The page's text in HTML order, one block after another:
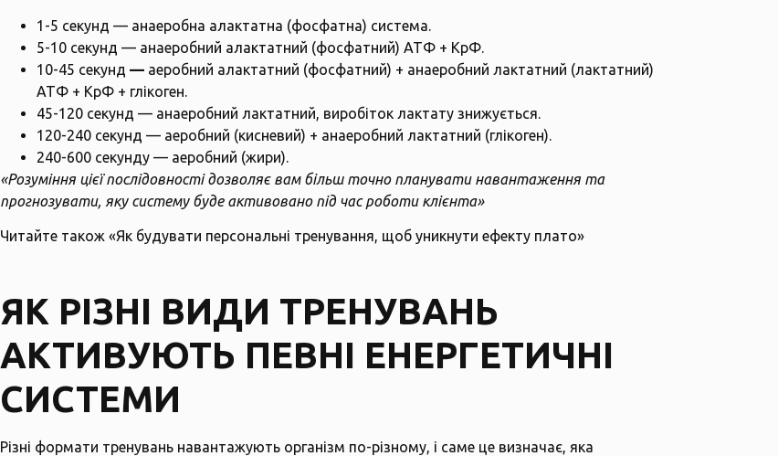
1-5 секунд — анаеробна алактатна (фосфатна) система.
5-10 секунд — анаеробний алактатний (фосфатний) АТФ + КрФ.
10-45 секунд — аеробний алактатний (фосфатний) + анаеробний лактатний (лактатний)
АТФ + КрФ + глікоген.
45-120 секунд — анаеробний лактатний, виробіток лактату знижується.
120-240 секунд — аеробний (кисневий) + анаеробний лактатний (глікоген).
240-600 секунду — аеробний (жири).
«Розуміння цієї послідовності дозволяє вам більш точно планувати навантаження та
прогнозувати, яку систему буде активовано під час роботи клієнта»
Читайте також «Як будувати персональні тренування, щоб уникнути ефекту плато»
ЯК РІЗНІ ВИДИ ТРЕНУВАНЬ
АКТИВУЮТЬ ПЕВНІ ЕНЕРГЕТИЧНІ
СИСТЕМИ
Різні формати тренувань навантажують організм по-різному, і саме це визначає, яка